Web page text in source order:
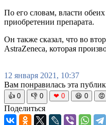
По его словам, власти
приобретении препарата.
Он также сказал, что во
AstraZeneca, которая
12 января 2021, 10:37
Вам понравилась эта
👍 0 👎 0 ❤ 0 😆 0 😡
Поделиться